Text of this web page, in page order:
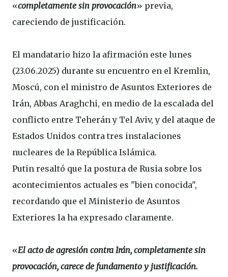
«completamente sin provocación» previa,
careciendo de justificación.
El mandatario hizo la afirmación este lunes
(23.06.2025) durante su encuentro en el Kremlin,
Moscú, con el ministro de Asuntos Exteriores de
Irán, Abbas Araghchi, en medio de la escalada del
conflicto entre Teherán y Tel Aviv, y del ataque de
Estados Unidos contra tres instalaciones
nucleares de la República Islámica.
Putin resaltó que la postura de Rusia sobre los
acontecimientos actuales es "bien conocida",
recordando que el Ministerio de Asuntos
Exteriores la ha expresado claramente.
«El acto de agresión contra Irán, completamente sin
provocación, carece de fundamento y justificación.